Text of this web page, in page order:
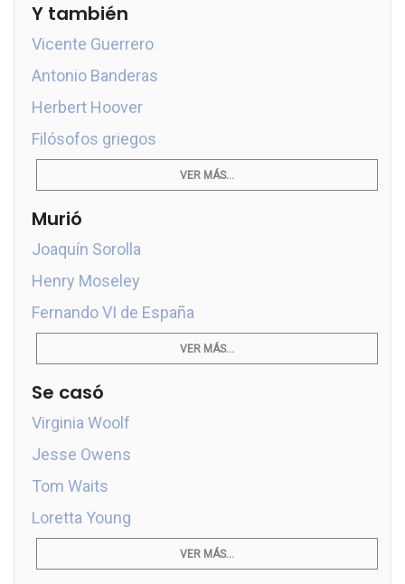
Y también
Vicente Guerrero
Antonio Banderas
Herbert Hoover
Filósofos griegos
VER MÁS...
Murió
Joaquín Sorolla
Henry Moseley
Fernando VI de España
VER MÁS...
Se casó
Virginia Woolf
Jesse Owens
Tom Waits
Loretta Young
VER MÁS...